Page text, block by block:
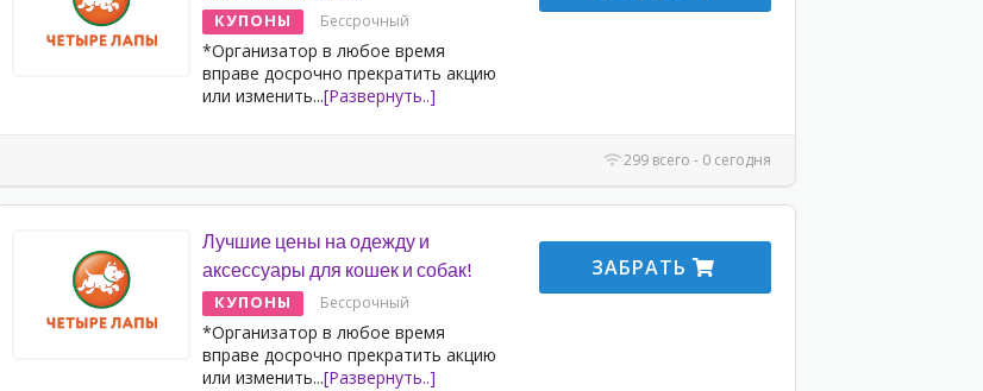
КУПОНЫ Бессрочный
*Организатор в любое время
вправе досрочно прекратить акцию
или изменить...[Развернуть..]
299 всего - 0 сегодня
Лучшие цены на одежду и
аксессуары для кошек и собак!
КУПОНЫ Бессрочный
*Организатор в любое время
вправе досрочно прекратить акцию
или изменить...[Развернуть..]
ЗАБРАТЬ